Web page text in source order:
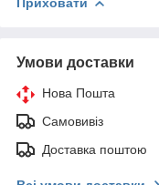
Умови доставки
Нова Пошта
Самовивіз
Доставка поштою